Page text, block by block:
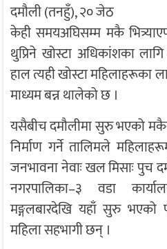
दमौली (तनहुँ), २० जेठ
केही समयअघिसम्म मकै
थुप्रिने खोस्टा अधिकांशका
हाल त्यही खोस्टा महिलाहरूका
माध्यम बन्न थालेको छ ।
यसैबीच दमौलीमा सुरु भएको
निर्माण गर्ने तालिमले
जनभावना नेवाः खल मिसाः पुच
नगरपालिका–३ वडा
मङ्गलबारदेखि यहाँ सुरु भएको
महिला सहभागी छन् ।